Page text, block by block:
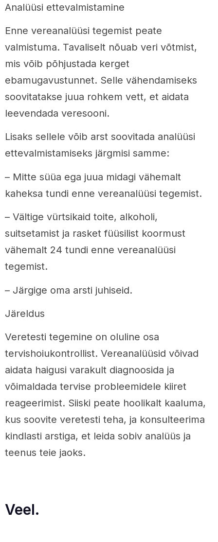
Analüüsi ettevalmistamine
Enne vereanalüüsi tegemist peate
valmistuma. Tavaliselt nõuab veri võtmist,
mis võib põhjustada kerget
ebamugavustunnet. Selle vähendamiseks
soovitatakse juua rohkem vett, et aidata
leevendada veresooni.
Lisaks sellele võib arst soovitada analüüsi
ettevalmistamiseks järgmisi samme:
– Mitte süüa ega juua midagi vähemalt
kaheksa tundi enne vereanalüüsi tegemist.
– Vältige vürtsikaid toite, alkoholi,
suitsetamist ja rasket füüsilist koormust
vähemalt 24 tundi enne vereanalüüsi
tegemist.
– Järgige oma arsti juhiseid.
Järeldus
Veretesti tegemine on oluline osa
tervishoiukontrollist. Vereanalüüsid võivad
aidata haigusi varakult diagnoosida ja
võimaldada tervise probleemidele kiiret
reageerimist. Siiski peate hoolikalt kaaluma,
kus soovite veretesti teha, ja konsulteerima
kindlasti arstiga, et leida sobiv analüüs ja
teenus teie jaoks.
Veel.